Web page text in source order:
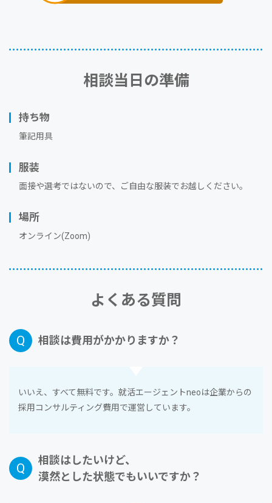
相談当⽇の準備
持ち物
筆記用具
服装
⾯接や選考ではないので、ご⾃由な服装でお越しください。
場所
オンライン(Zoom)
よくある質問
相談は費⽤がかかりますか？
いいえ、すべて無料です。就活エージェントneoは企業からの
採⽤コンサルティング費⽤で運営しています。
相談はしたいけど、
漠然とした状態でもいいですか？